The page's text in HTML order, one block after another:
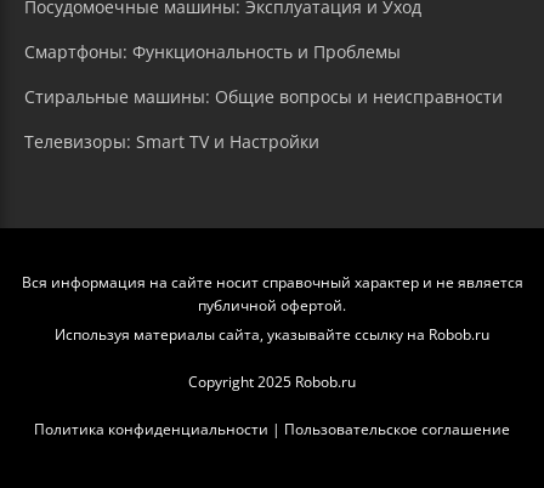
Посудомоечные машины: Эксплуатация и Уход
Смартфоны: Функциональность и Проблемы
Стиральные машины: Общие вопросы и неисправности
Телевизоры: Smart TV и Настройки
Вся информация на сайте носит справочный характер и не является
публичной офертой.
Используя материалы сайта, указывайте ссылку на Robob.ru
Copyright 2025 Robob.ru
Политика конфиденциальности | Пользовательское соглашение